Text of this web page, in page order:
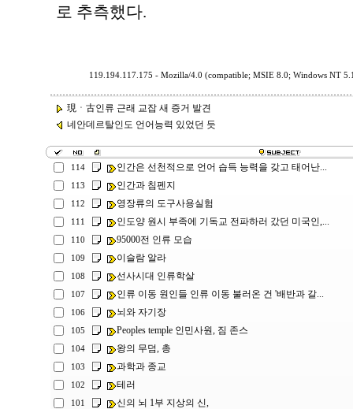
로 추측했다.
119.194.117.175 - Mozilla/4.0 (compatible; MSIE 8.0; Windows NT
現ㆍ古인류 근래 교잡 새 증거 발견
네안데르탈인도 언어능력 있었던 듯
114 인간은 선천적으로 언어 습득 능력을 갖고 태어난...
113 인간과 침펜지
112 영장류의 도구사용실험
111 인도양 원시 부족에 기독교 전파하러 갔던 미국인,...
110 95000전 인류 모습
109 이슬람 알라
108 선사시대 인류학살
107 인류 이동 원인들 인류 이동 불러온 건 '배반과 갈...
106 뇌와 자기장
105 Peoples temple 인민사원, 짐 존스
104 왕의 무덤, 총
103 과학과 종교
102 테러
101 신의 뇌 1부 지상의 신,